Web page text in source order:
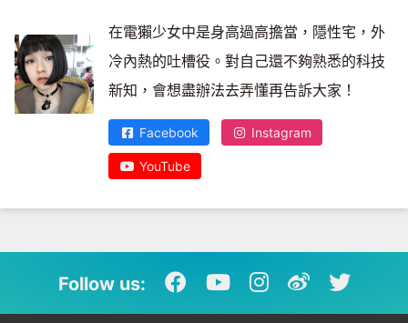
在電獺少女中是身高過高擔當，隱性宅，外
冷內熱的吐槽役。對自己還不夠熟悉的科技
新知，會想盡辦法去弄懂再告訴大家！
Facebook Instagram
YouTube
Follow us: